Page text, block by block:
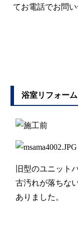
てお電話でお問い
浴室リフォーム
旧型のユニット
古汚れが落ちな
ありました。